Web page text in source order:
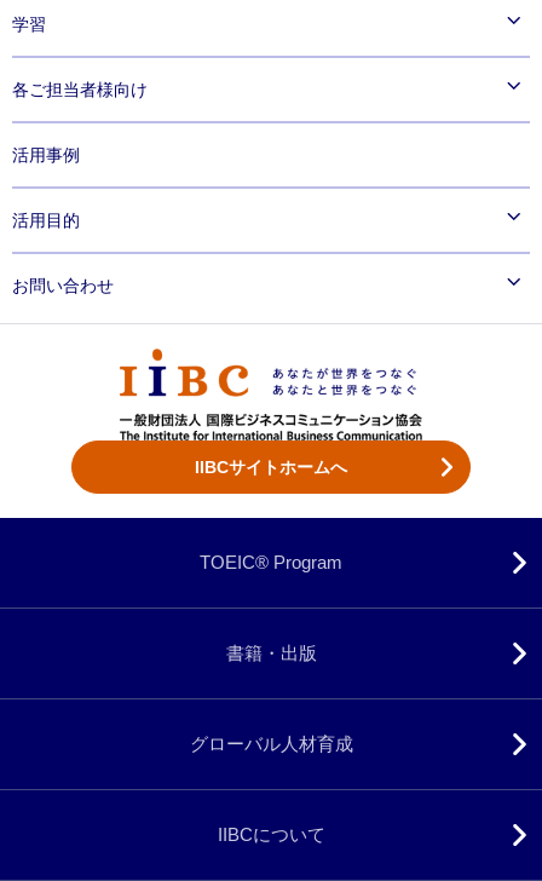
学習
公式教材・問題集
公式eラーニング
各ご担当者様向け
企業向け
専門学校・大学向け
高等学校・高等専門学校向け
活用事例
活用目的
企業で活用する
専門学校・大学で活用する
高等学校・高等専門学校で活用する
お問い合わせ
団体でTOEIC Programのご利用を検討中の方
既に「団体受験」をご利用中の方
IIBCサイトホームへ
TOEIC® Program
書籍・出版
グローバル人材育成
IIBCについて